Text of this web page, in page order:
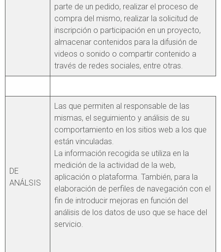
parte de un pedido, realizar el proceso de
compra del mismo, realizar la solicitud de
inscripción o participación en un proyecto,
almacenar contenidos para la difusión de
videos o sonido o compartir contenido a
través de redes sociales, entre otras.
DE
ANÁLSIS
Las que permiten al responsable de las
mismas, el seguimiento y análisis de su
comportamiento en los sitios web a los que
están vinculadas.
La información recogida se utiliza en la
medición de la actividad de la web,
aplicación o plataforma. También, para la
elaboración de perfiles de navegación con el
fin de introducir mejoras en función del
análisis de los datos de uso que se hace del
servicio.